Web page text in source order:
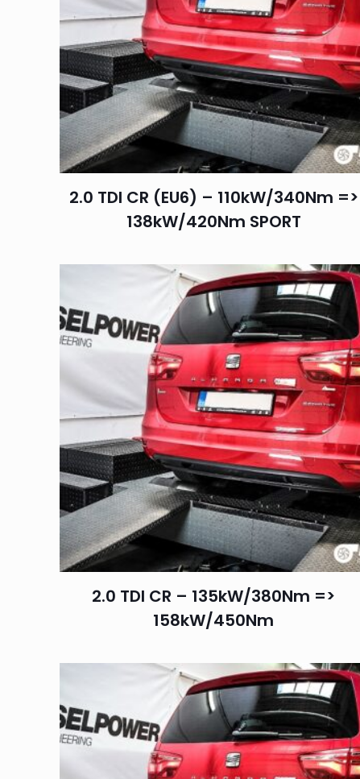
2.0 TDI CR (EU6) – 110kW/340Nm =>
138kW/420Nm SPORT
2.0 TDI CR – 135kW/380Nm =>
158kW/450Nm